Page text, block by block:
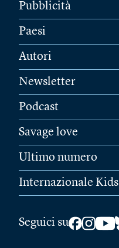
Pubblicità
Paesi
Autori
Newsletter
Podcast
Savage love
Ultimo numero
Internazionale Kids
Seguici su